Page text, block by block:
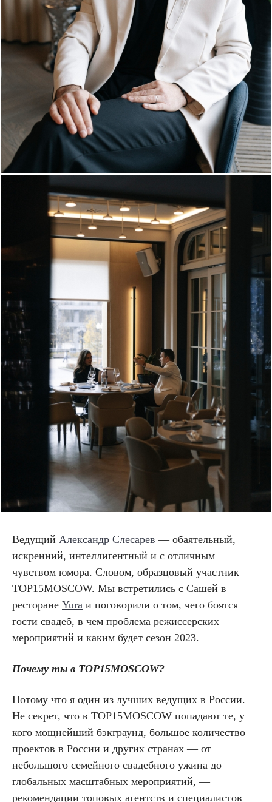
Ведущий Александр Слесарев — обаятельный,
искренний, интеллигентный и с отличным
чувством юмора. Словом, образцовый участник
TOP15MOSCOW. Мы встретились с Сашей в
ресторане Yura и поговорили о том, чего боятся
гости свадеб, в чем проблема режиссерских
мероприятий и каким будет сезон 2023.
Почему ты в TOP15MOSCOW?
Потому что я один из лучших ведущих в России.
Не секрет, что в TOP15MOSCOW попадают те, у
кого мощнейший бэкграунд, большое количество
проектов в России и других странах — от
небольшого семейного свадебного ужина до
глобальных масштабных мероприятий, —
рекомендации топовых агентств и специалистов